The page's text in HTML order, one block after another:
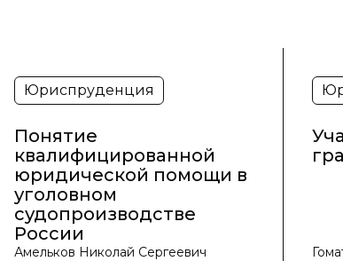
Юриспруденция
Понятие
квалифицированной
юридической помощи в
уголовном
судопроизводстве
России
Амельков Николай Сергеевич